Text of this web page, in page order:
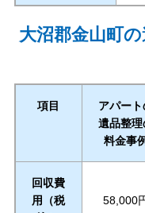
大沼郡金山町
項目
アパート
遺品整理
料金事
回収費
用（税
58,000